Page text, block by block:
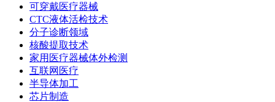
可穿戴医疗器械
CTC液体活检技术
分子诊断领域
核酸提取技术
家用医疗器械体外检测
互联网医疗
半导体加工
芯片制造